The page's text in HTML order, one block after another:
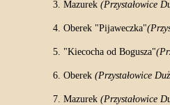
Mazurek (Przystałowice
Oberek "Pijaweczka"
"Kiecocha od Bogusza"
Oberek (Przystałowice
Mazurek (Przystałowice